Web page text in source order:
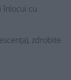
înlocui cu
zdrobite